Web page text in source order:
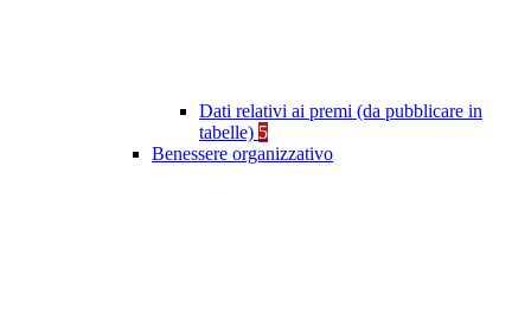
Dati relativi ai premi (da pubblicare in
tabelle) 5
Benessere organizzativo